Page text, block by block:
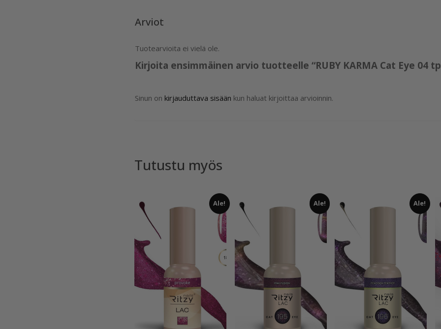
Arviot
Tuotearvioita ei vielä ole.
Kirjoita ensimmäinen arvio tuotteelle “RUBY KARMA Cat Eye 04
Sinun on kirjauduttava sisään kun haluat kirjoittaa arvioinnin.
Tutustu myös
Ale! Ale! Ale!